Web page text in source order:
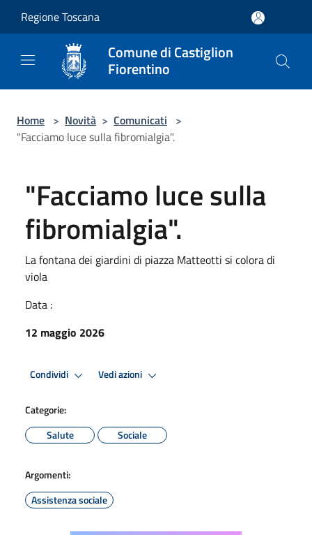
Regione Toscana
Comune di Castiglion
Fiorentino
Home > Novità > Comunicati >
"Facciamo luce sulla fibromialgia".
"Facciamo luce sulla
fibromialgia".
La fontana dei giardini di piazza Matteotti si colora di
viola
Data :
12 maggio 2026
Condividi Vedi azioni
Categorie:
Salute
Sociale
Argomenti:
Assistenza sociale